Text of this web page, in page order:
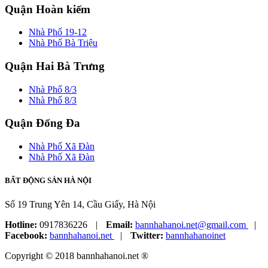
Quận Hoàn kiếm
Nhà Phố 19-12
Nhà Phố Bà Triệu
Quận Hai Bà Trưng
Nhà Phố 8/3
Nhà Phố 8/3
Quận Đống Đa
Nhà Phố Xã Đàn
Nhà Phố Xã Đàn
BẤT ĐỘNG SẢN HÀ NỘI
Số 19 Trung Yên 14, Cầu Giấy, Hà Nội
Hotline: 0917836226 | Email: bannhahanoi.net@gmail.com
|
Facebook: bannhahanoi.net | Twitter: bannhahanoinet
Copyright © 2018 bannhahanoi.net ®